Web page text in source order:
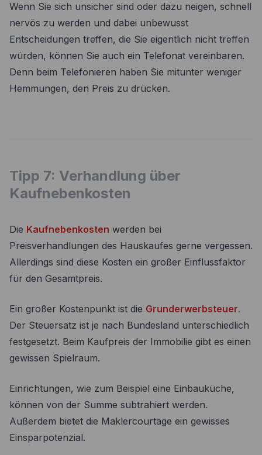
Wenn Sie sich unsicher sind oder dazu neigen, schnell
nervös zu werden und dabei unbewusst
Entscheidungen treffen, die Sie eigentlich nicht treffen
würden, können Sie auch ein Telefonat vereinbaren.
Denn beim Telefonieren haben Sie mitunter weniger
Hemmungen, den Preis zu drücken.
Tipp 7: Verhandlung über
Kaufnebenkosten
Die Kaufnebenkosten werden bei
Preisverhandlungen des Hauskaufes gerne vergessen.
Allerdings sind diese Kosten ein großer Einflussfaktor
für den Gesamtpreis.
Ein großer Kostenpunkt ist die Grunderwerbsteuer.
Der Steuersatz ist je nach Bundesland unterschiedlich
festgesetzt. Beim Kaufpreis der Immobilie gibt es einen
gewissen Spielraum.
Einrichtungen, wie zum Beispiel eine Einbauküche,
können von der Summe subtrahiert werden.
Außerdem bietet die Maklercourtage ein gewisses
Einsparpotenzial.